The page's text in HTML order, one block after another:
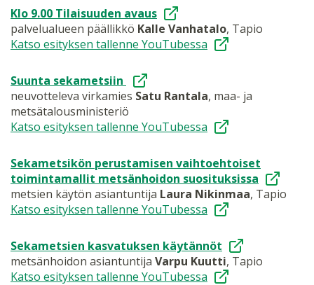
Klo 9.00 Tilaisuuden avaus
palvelualueen päällikkö Kalle Vanhatalo, Tapio​
Katso esityksen tallenne YouTubessa
Suunta sekametsiin ​
neuvotteleva virkamies Satu Rantala, maa- ja
metsätalousministeriö​
Katso esityksen tallenne YouTubessa
Sekametsikön perustamisen vaihtoehtoiset
toimintamallit metsänhoidon suosituksissa​
metsien käytön asiantuntija Laura Nikinmaa, Tapio​
Katso esityksen tallenne YouTubessa
Sekametsien kasvatuksen käytännöt
metsänhoidon asiantuntija Varpu Kuutti, Tapio
Katso esityksen tallenne YouTubessa​